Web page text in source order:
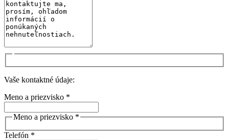
Vaše kontaktné údaje:
Meno a priezvisko *
Meno a priezvisko *
Telefón *